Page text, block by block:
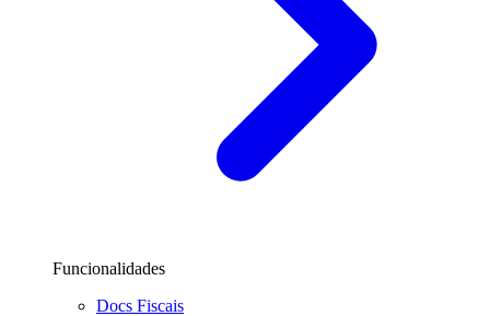
Funcionalidades
Docs Fiscais